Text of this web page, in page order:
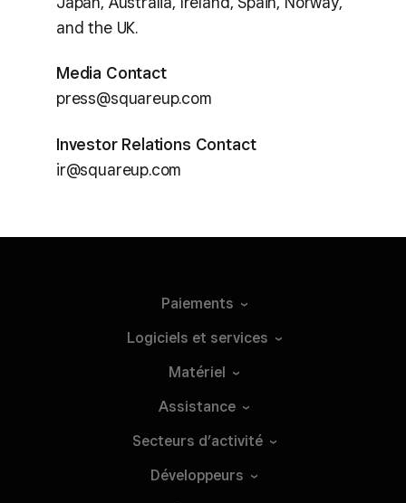
and the UK.
Media Contact
press@squareup.com
Investor Relations Contact
ir@squareup.com
Paiements
Logiciels et services
Matériel
Assistance
Secteurs d’activité
Développeurs